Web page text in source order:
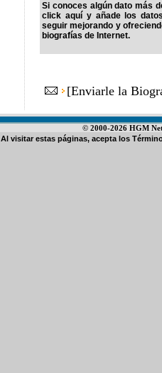
Si conoces algún dato más
click aquí y añade los
seguir mejorando y
biografías de Internet.
[Enviarle la
© 2000-2026 HGM
Al visitar estas páginas, acepta los